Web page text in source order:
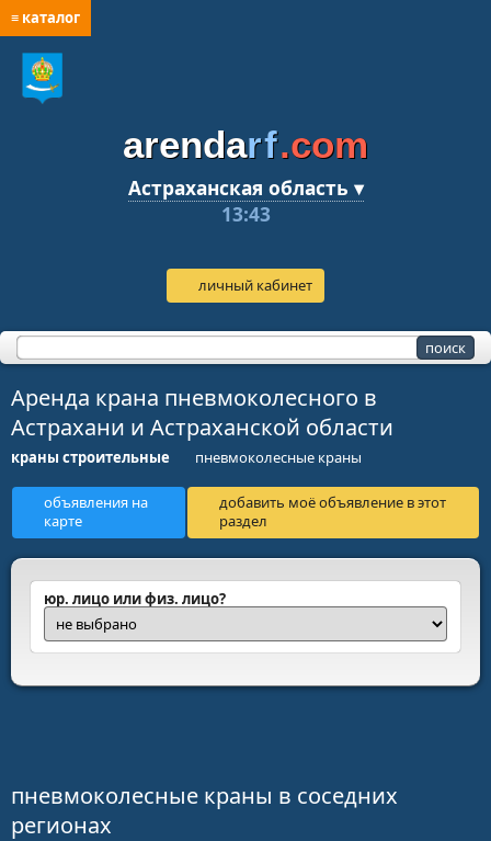
≡ каталог
arendarf.com
Астраханская область ▾
13:43
личный кабинет
Аренда крана пневмоколесного в
Астрахани и Астраханской области
краны строительные пневмоколесные краны
объявления на
карте
добавить моё объявление в этот
раздел
юр. лицо или физ. лицо?
пневмоколесные краны в соседних
регионах